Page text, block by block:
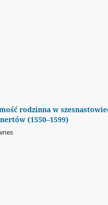
rodzinna w
(1550–1599)